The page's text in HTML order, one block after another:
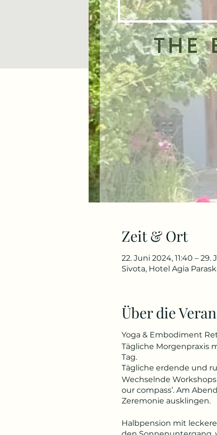
Zeit & Ort
22. Juni 2024, 11:40 – 29.
Sivota, Hotel Agia
Über die
Yoga & Embodiment
Tägliche Morgenpraxis
Tag.
Tägliche erdende und
Wechselnde
our compass’. Am
Zeremonie ausklingen.
Halbpension mit